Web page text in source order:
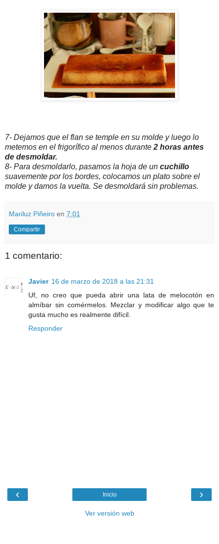
7- Dejamos que el flan se temple en su molde y luego lo
metemos en el frigorífico al menos durante 2 horas antes
de desmoldar.
8- Para desmoldarlo, pasamos la hoja de un cuchillo
suavemente por los bordes, colocamos un plato sobre el
molde y damos la vuelta. Se desmoldará sin problemas.
Mariluz Piñeiro en 7:01
Compartir
1 comentario:
Javier 16 de marzo de 2018 a las 21:31
Uf, no creo que pueda abrir una lata de melocotón en
almíbar sin comérmelos. Mezclar y modificar algo que te
gusta mucho es realmente difícil.
Responder
‹ ›
Inicio
Ver versión web